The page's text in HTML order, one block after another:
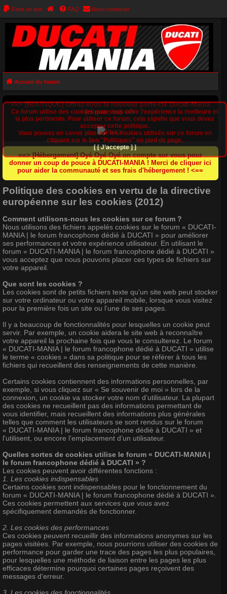
Faire un don FAQ Nous contacter
Accueil du forum
==> [BOUTIQUE] Offrez-vous le nouveau porte-clé Ducati-Mania
(cliquez ici) <==
==> [Hébergement] Oyé Oyé Oyé on compte sur vous pour
donner un coup de pouce à DUCATI-MANIA ! Merci de cliquer ici
pour aider la communauté et ses frais d'hébergement ! <==
Politique des cookies en vertu de la directive
européenne sur les cookies (2012)
Comment utilisons-nous les cookies sur ce forum ?
Nous utilisons des fichiers appelés cookies sur le forum « DUCATI-
MANIA | le forum francophone dédié à DUCATI » pour améliorer
ses performances et votre expérience utilisateur. En utilisant le
forum « DUCATI-MANIA | le forum francophone dédié à DUCATI »
vous acceptez que nous pouvons placer ces types de fichiers sur
votre appareil.
Que sont les cookies ?
Les cookies sont de petits fichiers texte qu’un site web peut stocker
sur votre ordinateur ou votre appareil mobile, lorsque vous visitez
pour la première fois un site ou l’une de ses pages.
Il y a beaucoup de fonctionnalités pour lesquelles un cookie peut
servir. Par exemple, un cookie aidera le site web à reconnaître
votre appareil la prochaine fois que vous le consulterez. Le forum
« DUCATI-MANIA | le forum francophone dédié à DUCATI » utilise
le terme « cookies » dans sa politique pour se référer à tous les
fichiers qui recueillent des renseignements de cette manière.
Certains cookies contiennent des informations personnelles, par
exemple, si vous cliquez sur « Se souvenir de moi » lors de la
connexion, un cookie va stocker votre nom d’utilisateur. La plupart
des cookies ne recueillent pas des informations permettant de
vous identifier, mais recueillent des informations plus générales
telles que comment les utilisateurs se sont rendus sur le forum
« DUCATI-MANIA | le forum francophone dédié à DUCATI » et
l'utilisent, ou encore l’emplacement d’un utilisateur.
Quelles sortes de cookies utilise le forum « DUCATI-MANIA |
le forum francophone dédié à DUCATI » ?
Les cookies peuvent avoir différentes fonctions :
1. Les cookies indispensables
Certains cookies sont indispensables pour le fonctionnement du
forum « DUCATI-MANIA | le forum francophone dédié à DUCATI ».
Ces cookies permettent aux services que vous avez
spécifiquement demandés de fonctionner.
2. Les cookies des performances
Ces cookies peuvent recueillir des informations anonymes sur les
pages visitées. Par exemple, nous pourrions utiliser des cookies de
performance pour garder une trace des pages les plus populaires,
pour lesquelles une méthode de liaison entre les pages les plus
efficaces détermine pourquoi certaines pages reçoivent des
messages d’erreur.
Ce forum utilise des cookies pour vous offrir l‘expérience la meilleure et
la plus pertinente. Pour utiliser ce forum, cela signifie que vous devez
accepter cette politique.
Vous pouvez en savoir plus sur les cookies utilisés sur ce forum en
cliquant sur le lien "Politiques" en pied de page.
[ [ J’accepte ] ]